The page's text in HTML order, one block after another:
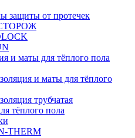
защиты от протечек
и маты для тёплого пола
и маты для тёплого
трубчатая
тёплого пола
THERM